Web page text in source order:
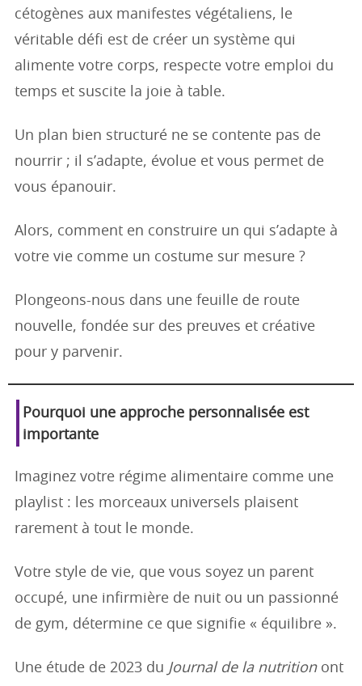
cétogènes aux manifestes végétaliens, le
véritable défi est de créer un système qui
alimente votre corps, respecte votre emploi du
temps et suscite la joie à table.
Un plan bien structuré ne se contente pas de
nourrir ; il s’adapte, évolue et vous permet de
vous épanouir.
Alors, comment en construire un qui s’adapte à
votre vie comme un costume sur mesure ?
Plongeons-nous dans une feuille de route
nouvelle, fondée sur des preuves et créative
pour y parvenir.
Pourquoi une approche personnalisée est
importante
Imaginez votre régime alimentaire comme une
playlist : les morceaux universels plaisent
rarement à tout le monde.
Votre style de vie, que vous soyez un parent
occupé, une infirmière de nuit ou un passionné
de gym, détermine ce que signifie « équilibre ».
Une étude de 2023 du Journal de la nutritionont